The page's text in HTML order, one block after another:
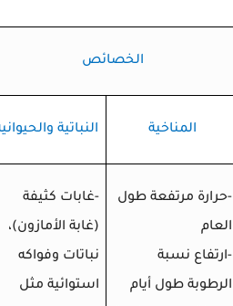
الخصائص
المناخية النباتية
-حرارة مرتفعة طول
العام
-ارتفاع نسبة
الرطوبة طول أيام
-غابات كثيفة
(غابة الأمازون)،
نباتات وفواكه
استوائية مثل